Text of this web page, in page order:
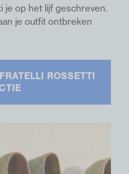
je op het lijf geschreven.
je outfit ontbreken
ROSSETTI